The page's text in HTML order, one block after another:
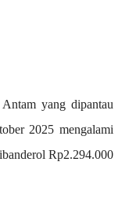
yang dipantau
2025 mengalami
Rp2.294.000